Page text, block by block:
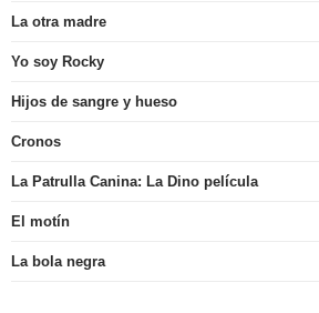
La otra madre
Yo soy Rocky
Hijos de sangre y hueso
Cronos
La Patrulla Canina: La Dino película
El motín
La bola negra